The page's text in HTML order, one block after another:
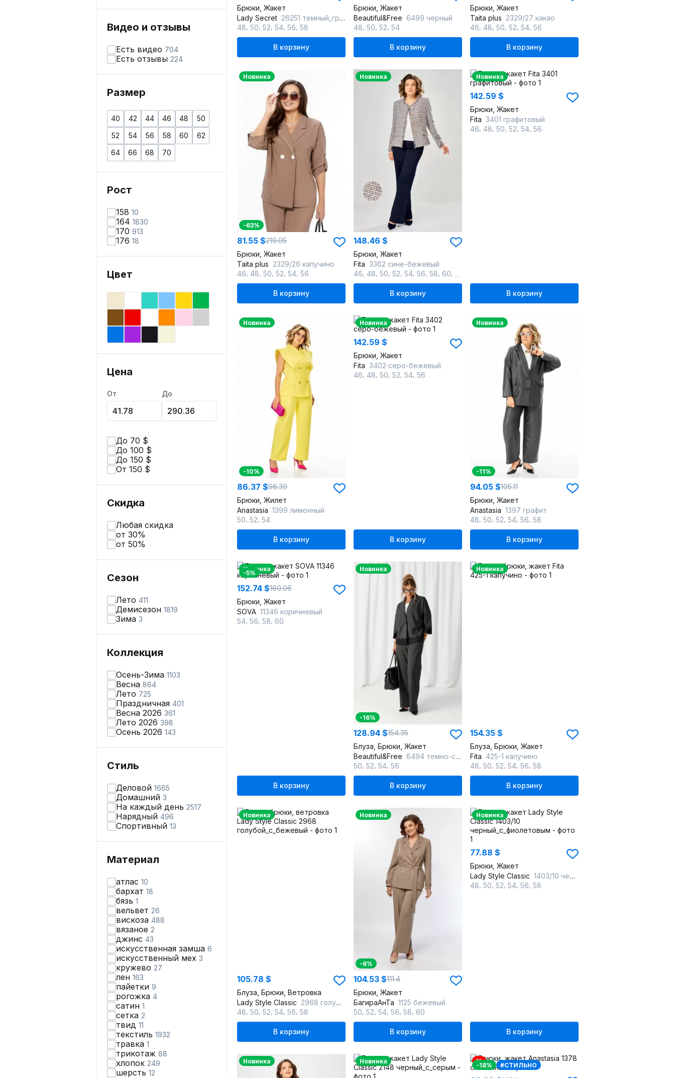
Видео и отзывы
Есть видео 704
Есть отзывы 224
Размер
40 42 44 46 48
50
52
54 56 58 60
62
64
66 68 70
Рост
158 10
164 1830
170 913
176 18
Цвет
Цена
От До
До 70 $
До 100 $
До 150 $
От 150 $
Скидка
Любая скидка
от 30%
от 50%
Сезон
Лето 411
Демисезон 1819
Зима 3
Коллекция
Осень-Зима 1103
Весна 864
Лето 725
Праздничная 401
Весна 2026 361
Лето 2026 398
Осень 2026 143
Стиль
Деловой 1665
Домашний 3
На каждый день 2517
Нарядный 496
Спортивный 13
Материал
атлас 10
бархат 18
бязь 1
вельвет 26
вискоза 488
вязаное 2
джинс 43
искусственная замша 6
искусственный мех 3
кружево 27
лен 163
пайетки 9
рогожка 4
сатин 1
сетка 2
твид 11
текстиль 1932
травка 1
трикотаж 88
хлопок 249
шерсть 12
Брюки, Жакет
Lady Secret 26251 темный_графит
48 50 52 54 56 58
В корзину
Брюки, Жакет
Beautiful&Free 6499 черный
48 50 52 54
В корзину
Брюки, Жакет
Taita plus 2329/27 какао
46 48 50 52 54 56
В корзину
Новинка
-63%
81.55 $219.05
Брюки, Жакет
Taita plus 2329/26 капучино
46 48 50 52 54 56
В корзину
Новинка
148.46 $
Брюки, Жакет
Fita 3362 сине-бежевый
46 48 50 52 54 56 58 60
В корзину
Новинка
142.59 $
Брюки, Жакет
Fita 3401 графитовый
46 48 50 52 54 56
В корзину
Новинка
-10%
86.37 $96.39
Брюки, Жилет
Anastasia 1399 лимонный
50 52 54
В корзину
Новинка
142.59 $
Брюки, Жакет
Fita 3402 серо-бежевый
46 48 50 52 54 56
В корзину
Новинка
-11%
94.05 $105.11
Брюки, Жакет
Anastasia 1397 графит
48 50 52 54 56 58
В корзину
Новинка
-5%
152.74 $160.06
Брюки, Жакет
SOVA 11346 коричневый
54 56 58 60
В корзину
Новинка
-16%
128.94 $154.35
Блуза, Брюки, Жакет
Beautiful&Free 6494 темно-серый/полоска
50 52 54 56
В корзину
Новинка
154.35 $
Блуза, Брюки, Жакет
Fita 425-1 капучино
48 50 52 54 56 58
В корзину
Новинка
105.78 $
Блуза, Брюки, Ветровка
Lady Style Classic 2968 голубой_с_бежевый
48 50 52 54 56 58
В корзину
Новинка
-6%
104.53 $111.4
Брюки, Жакет
БагираАнТа 1125 бежевый
50 52 54 56 58 60
В корзину
Новинка
77.88 $
Брюки, Жакет
Lady Style Classic 1403/10 черный_с_фиолетовым
48 50 52 54 56 58
В корзину
Новинка Новинка %
-18% #СТИЛЬНО